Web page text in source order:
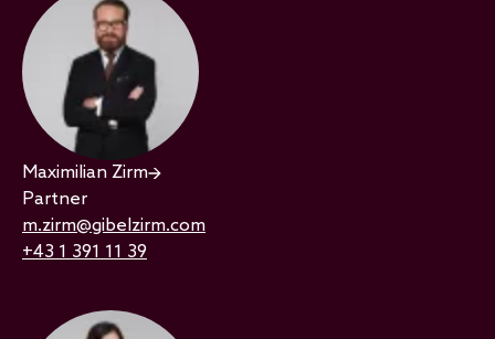
Maximilian Zirm
Partner
m.zirm@gibelzirm.com
+43 1 391 11 39